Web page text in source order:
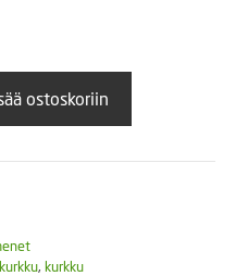
ostoskoriin
, kurkku